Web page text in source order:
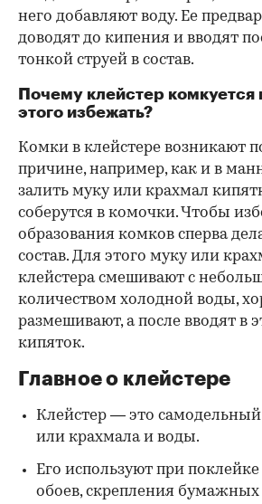
него добавляют воду. Ее
доводят до кипения и вводят
тонкой струей в состав.
Почему клейстер комкуется
этого избежать?
Комки в клейстере возникают
причине, например, как и в
залить муку или крахмал
соберутся в комочки. Чтобы
образования комков сперва
состав. Для этого муку или
клейстера смешивают с
количеством холодной воды,
размешивают, а после вводят в
кипяток.
Главное о клейстере
Клейстер — это
или крахмала и воды.
Его используют при
обоев, скрепления бумажных